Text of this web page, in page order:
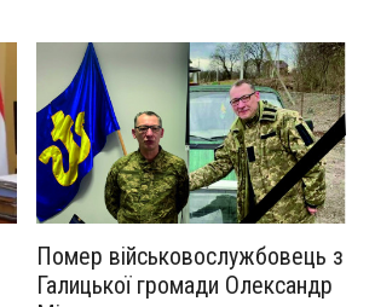
захисників, які активно допомагають ЗСУ.
Помер військовослужбовець з
Галицької громади Олександр